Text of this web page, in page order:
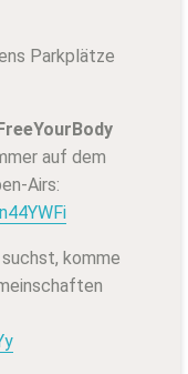
Parkplätze
auf dem
Airs:
suchst, komme